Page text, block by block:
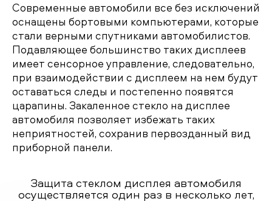
Современные автомобили все без исключений
оснащены бортовыми компьютерами, которые
стали верными спутниками автомобилистов.
Подавляющее большинство таких дисплеев
имеет сенсорное управление, следовательно,
при взаимодействии с дисплеем на нем будут
оставаться следы и постепенно появятся
царапины. Закаленное стекло на дисплее
автомобиля позволяет избежать таких
неприятностей, сохранив первозданный вид
приборной панели.
Защита стеклом дисплея автомобиля
осуществляется один раз в несколько лет,